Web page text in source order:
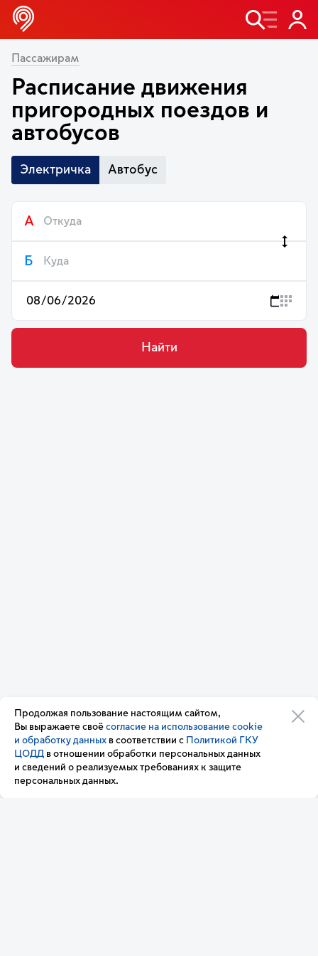
Пассажирам
Расписание движения
пригородных поездов и
автобусов
Электричка Автобус
А
Б
Найти
Организации транспортного
комплекса
Транспортный комплекс
России
Новости
Обратная связь
Подписка
на новости
Вакансии
Продолжая пользование настоящим сайтом,
Вы выражаете своё согласие на использование cookie
и обработку данных в соответствии с Политикой ГКУ
ЦОДД в отношении обработки персональных данных
и сведений о реализуемых требованиях к защите
персональных данных.